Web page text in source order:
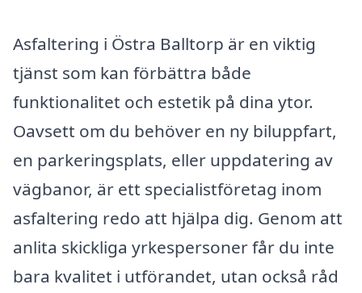
Asfaltering i Östra Balltorp är en viktig
tjänst som kan förbättra både
funktionalitet och estetik på dina ytor.
Oavsett om du behöver en ny biluppfart,
en parkeringsplats, eller uppdatering av
vägbanor, är ett specialistföretag inom
asfaltering redo att hjälpa dig. Genom att
anlita skickliga yrkespersoner får du inte
bara kvalitet i utförandet, utan också råd